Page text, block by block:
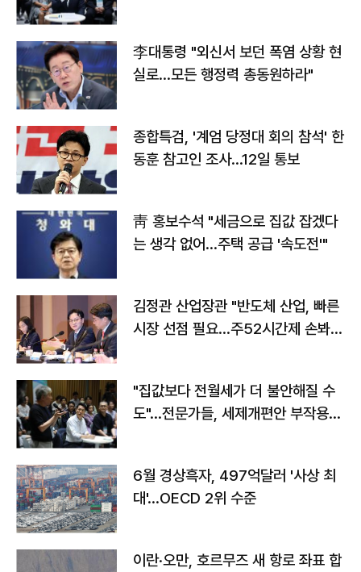
李대통령 "외신서 보던 폭염 상황 현
실로…모든 행정력 총동원하라"
종합특검, '계엄 당정대 회의 참석' 한
동훈 참고인 조사...12일 통보
靑 홍보수석 "세금으로 집값 잡겠다
는 생각 없어…주택 공급 '속도전'"
김정관 산업장관 "반도체 산업, 빠른
시장 선점 필요…주52시간제 손봐
"집값보다 전월세가 더 불안해질 수
도"…전문가들, 세제개편안 부작용
6월 경상흑자, 497억달러 '사상 최
대'…OECD 2위 수준
이란·오만, 호르무즈 새 항로 좌표 합